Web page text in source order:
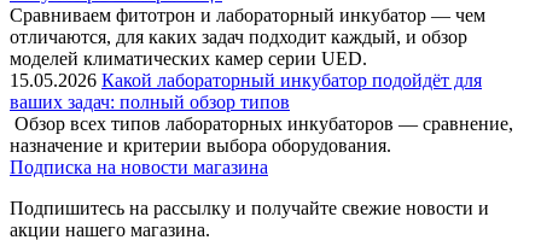
Сравниваем фитотрон и лабораторный инкубатор — чем
отличаются, для каких задач подходит каждый, и обзор
моделей климатических камер серии UED.
15.05.2026 Какой лабораторный инкубатор подойдёт для
ваших задач: полный обзор типов
Обзор всех типов лабораторных инкубаторов — сравнение,
назначение и критерии выбора оборудования.
Подписка на новости магазина
Подпишитесь на рассылку и получайте свежие новости и
акции нашего магазина.